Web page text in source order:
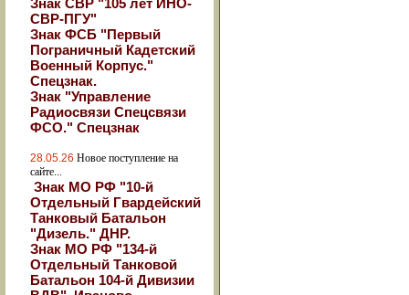
Знак СВР "105 лет ИНО-
СВР-ПГУ"
Знак ФСБ "Первый
Пограничный Кадетский
Военный Корпус."
Спецзнак.
Знак "Управление
Радиосвязи Спецсвязи
ФСО." Спецзнак
28.05.26 Новое поступление на
сайте...
Знак МО РФ "10-й
Отдельный Гвардейский
Танковый Батальон
"Дизель." ДНР.
Знак МО РФ "134-й
Отдельный Танковой
Батальон 104-й Дивизии